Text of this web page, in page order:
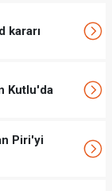
kararı
Kutlu'da
Piri'yi